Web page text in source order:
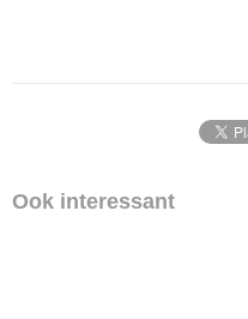
Ook interessant